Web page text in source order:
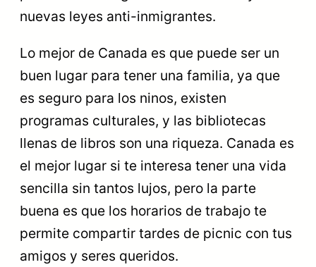
nuevas leyes anti-inmigrantes.
Lo mejor de Canada es que puede ser un
buen lugar para tener una familia, ya que
es seguro para los ninos, existen
programas culturales, y las bibliotecas
llenas de libros son una riqueza. Canada es
el mejor lugar si te interesa tener una vida
sencilla sin tantos lujos, pero la parte
buena es que los horarios de trabajo te
permite compartir tardes de picnic con tus
amigos y seres queridos.